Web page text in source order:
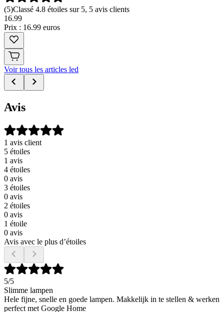
(5)Classé 4.8 étoiles sur 5, 5 avis clients
16.99
Prix : 16.99 euros
Voir tous les articles led
Avis
1 avis client
5 étoiles
1 avis
4 étoiles
0 avis
3 étoiles
0 avis
2 étoiles
0 avis
1 étoile
0 avis
Avis avec le plus d’étoiles
5/5
Slimme lampen
Hele fijne, snelle en goede lampen. Makkelijk in te stellen & werken
perfect met Google Home